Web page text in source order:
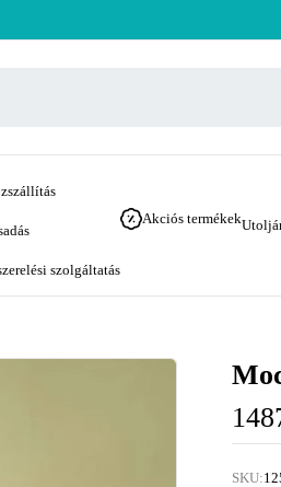
szolgáltatás
Akciós termékek
SKU: